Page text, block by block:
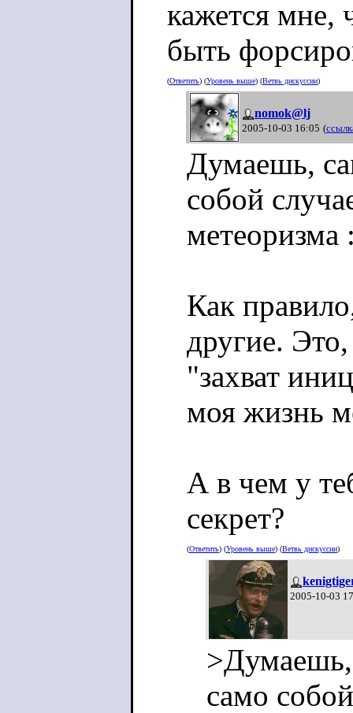
кажется мне,
быть
(Ответить) (Уровень выше) (Ветвь дискуссии)
nomok@lj
2005-10-03 16:05 (
Думаешь,
собой
метеоризма
Как
другие.
"захват
моя жизнь
А в чем у
секрет?
(Ответить) (Уровень выше) (Ветвь дискуссии)
2005-10-03
>Думаешь,
само